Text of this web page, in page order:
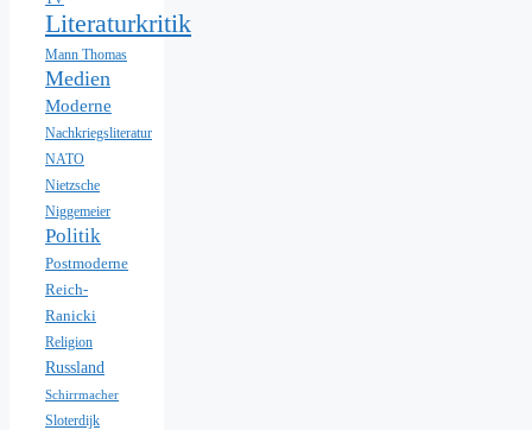
Literaturkritik
Mann Thomas
Medien
Moderne
Nachkriegsliteratur
NATO
Nietzsche
Niggemeier
Politik
Postmoderne
Reich-
Ranicki
Religion
Russland
Schirrmacher
Sloterdijk